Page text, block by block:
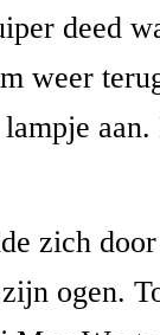
deed
weer
zich door
ogen.